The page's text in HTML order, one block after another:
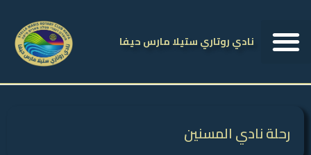
نادي روتاري ستيلا مارس حيفا
رحلة نادي المسنين